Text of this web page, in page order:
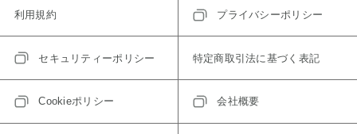
利用規約 プライバシーポリシー
セキュリティーポリシー 特定商取引法に基づく表記
Cookieポリシー 会社概要